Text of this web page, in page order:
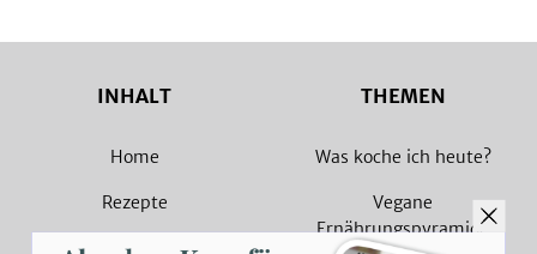
INHALT
Home
Rezepte
Magazin
THEMEN
Was koche ich heute?
Vegane
Ernährungspyramide